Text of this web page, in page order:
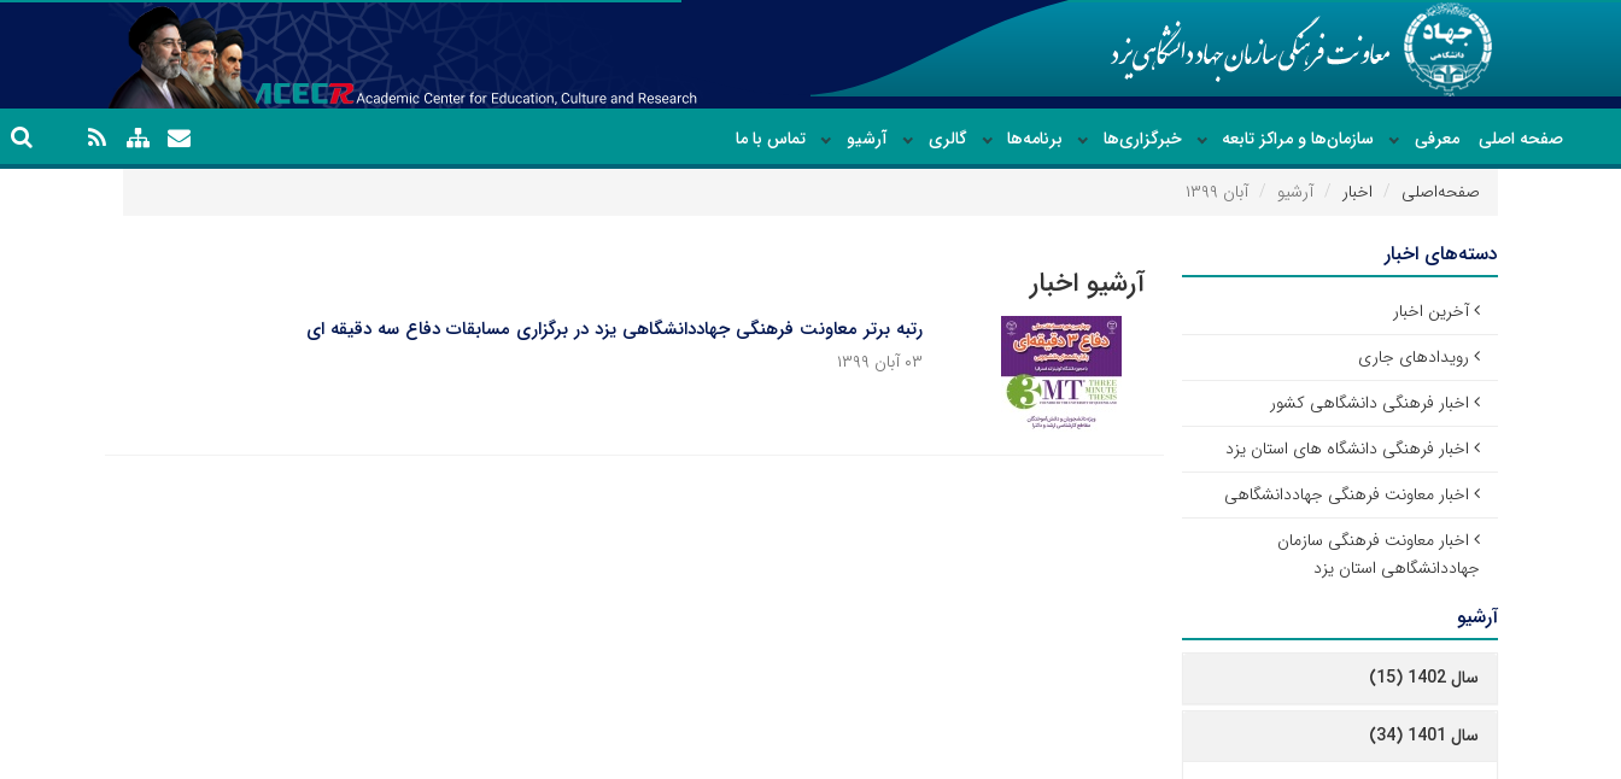
صفحه اصلی معرفی سازمان‌ها و مراکز تابعه خبرگزاری‌ها برنامه‌ها گالری آرشیو
تماس با ما
صفحه‌اصلی
اخبار آرشیو آبان ۱۳۹۹
آرشیو اخبار
رتبه برتر معاونت فرهنگی جهاددانشگاهی یزد در برگزاری مسابقات دفاع سه دقیقه ای
۰۳ آبان ۱۳۹۹
دسته‌های اخبار
آخرین اخبار
رویدادهای جاری
اخبار فرهنگی دانشگاهی کشور
اخبار فرهنگی دانشگاه های استان یزد
اخبار معاونت فرهنگی جهاددانشگاهی
اخبار معاونت فرهنگی سازمان
جهاددانشگاهی استان یزد
آرشیو
سال 1402 (15)
سال 1401 (34)